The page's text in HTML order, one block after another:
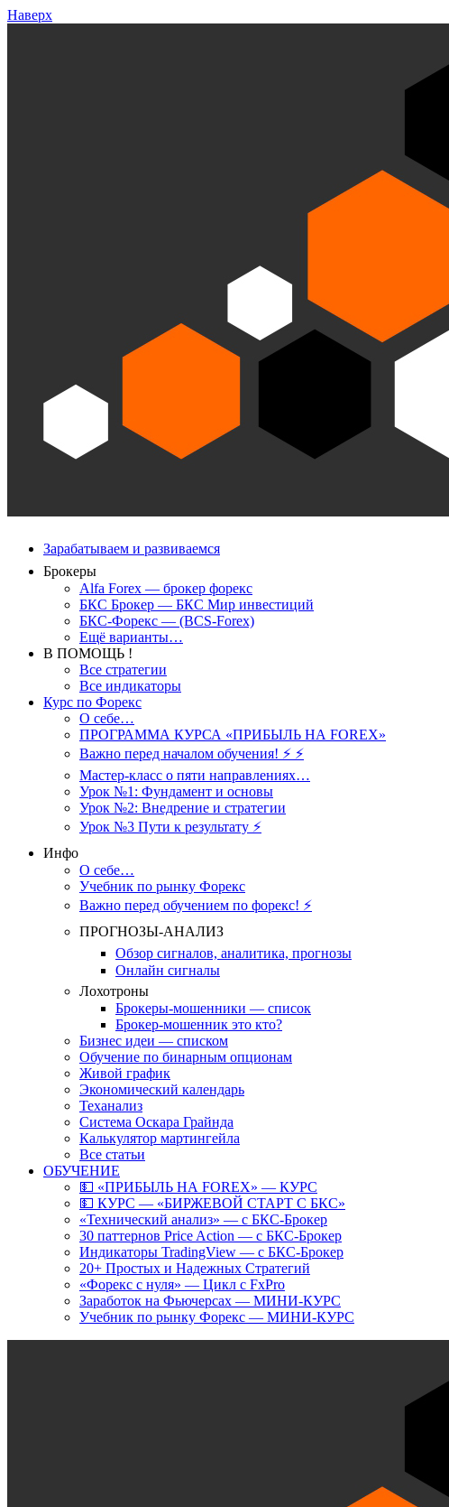
Наверх
Зарабатываем и развиваемся
Брокеры
Alfa Forex — брокер форекс
БКС Брокер — БКС Мир инвестиций
БКС-Форекс — (BCS-Forex)
Ещё варианты…
В ПОМОЩЬ !
Все стратегии
Все индикаторы
Курс по Форекс
О себе…
ПРОГРАММА КУРСА «ПРИБЫЛЬ НА FOREX»
Важно перед началом обучения! ⚡ ⚡
Мастер-класс о пяти направлениях…
Урок №1: Фундамент и основы
Урок №2: Внедрение и стратегии
Урок №3 Пути к результату ⚡️
Инфо
О себе…
Учебник по рынку Форекс
Важно перед обучением по форекс! ⚡
ПРОГНОЗЫ-АНАЛИЗ
Обзор сигналов, аналитика, прогнозы
Онлайн сигналы
Лохотроны
Брокеры-мошенники — список
Брокер-мошенник это кто?
Бизнес идеи — списком
Обучение по бинарным опционам
Живой график
Экономический календарь
Теханализ
Система Оскара Грайнда
Калькулятор мартингейла
Все статьи
ОБУЧЕНИЕ
💵 «ПРИБЫЛЬ НА FOREX» — КУРС
💵 КУРС — «БИРЖЕВОЙ СТАРТ С БКС»
«Технический анализ» — с БКС-Брокер
30 паттернов Price Action — с БКС-Брокер
Индикаторы TradingView — с БКС-Брокер
20+ Простых и Надежных Стратегий
«Форекс с нуля» — Цикл с FxPro
Заработок на Фьючерсах — МИНИ-КУРС
Учебник по рынку Форекс — МИНИ-КУРС